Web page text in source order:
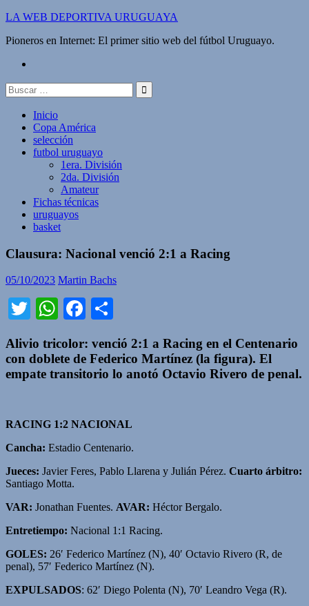
Saltar
contenido
LA WEB DEPORTIVA URUGUAYA
Pioneros en Internet: El primer sitio web del fútbol Uruguayo.
Buscar:
Inicio
Copa América
selección
futbol uruguayo
1era. División
2da. División
Amateur
Fichas técnicas
uruguayos
basket
Clausura: Nacional venció 2:1 a Racing
05/10/2023 Martin Bachs
TwitterWhatsApp
Facebook
Alivio tricolor: venció 2:1 a Racing en el Centenario
con doblete de Federico Martínez (la figura). El
empate transitorio lo anotó Octavio Rivero de penal.
RACING 1:2 NACIONAL
Cancha: Estadio Centenario.
Jueces: Javier Feres, Pablo Llarena y Julián Pérez. Cuarto árbitro:
Santiago Motta.
VAR: Jonathan Fuentes. AVAR: Héctor Bergalo.
Entretiempo: Nacional 1:1 Racing.
GOLES: 26′ Federico Martínez (N), 40′ Octavio Rivero (R, de
penal), 57′ Federico Martínez (N).
EXPULSADOS: 62′ Diego Polenta (N), 70′ Leandro Vega (R).